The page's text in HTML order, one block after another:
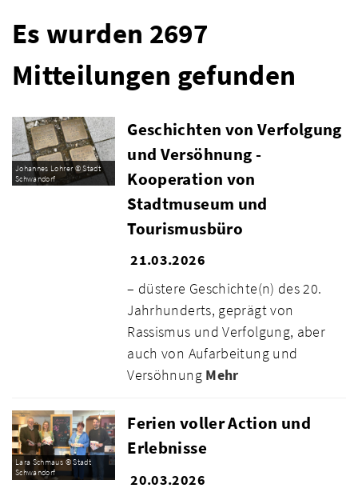
Es wurden 2697
Mitteilungen gefunden
Johannes Lohrer © Stadt
Schwandorf
Geschichten von Verfolgung
und Versöhnung -
Kooperation von
Stadtmuseum und
Tourismusbüro
21.03.2026
– düstere Geschichte(n) des 20.
Jahrhunderts, geprägt von
Rassismus und Verfolgung, aber
auch von Aufarbeitung und
Versöhnung Mehr
Lara Schmaus © Stadt
Schwandorf
Ferien voller Action und
Erlebnisse
20.03.2026